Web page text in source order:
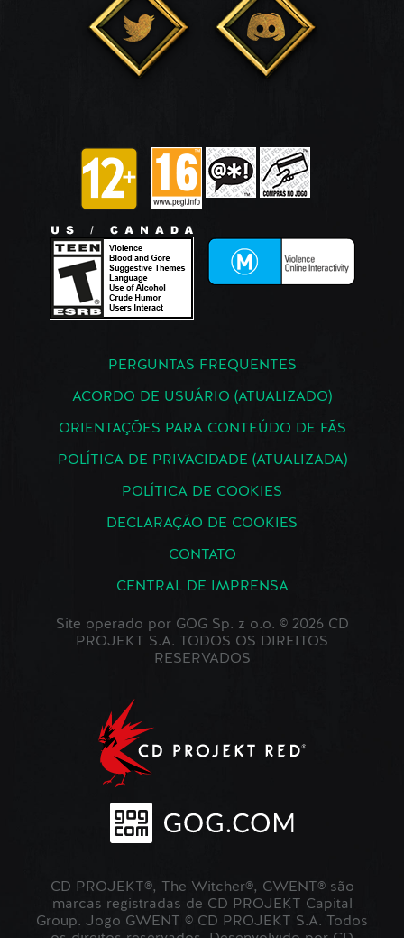
PERGUNTAS FREQUENTES
ACORDO DE USUÁRIO (ATUALIZADO)
ORIENTAÇÕES PARA CONTEÚDO DE FÃS
POLÍTICA DE PRIVACIDADE (ATUALIZADA)
POLÍTICA DE COOKIES
DECLARAÇÃO DE COOKIES
CONTATO
CENTRAL DE IMPRENSA
Site operado por GOG Sp. z o.o. © 2026 CD
PROJEKT S.A. TODOS OS DIREITOS
RESERVADOS
CD PROJEKT®, The Witcher®, GWENT® são
marcas registradas de CD PROJEKT Capital
Group. Jogo GWENT © CD PROJEKT S.A. Todos